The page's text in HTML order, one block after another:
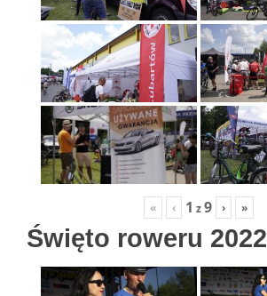
« ‹ 1 z9 › »
Święto roweru 2022